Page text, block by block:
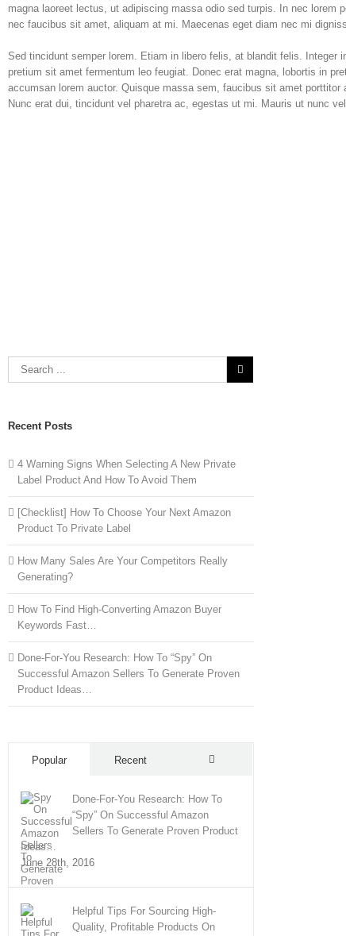
magna laoreet lectus, ut adipiscing massa odio sed turpis. In nec
nec faucibus sit amet, aliquam at mi. Maecenas eget diam nec mi
Sed tincidunt semper lorem. Etiam in libero felis, at blandit felis.
pretium sit amet fermentum leo feugiat. Donec erat magna, lobortis in
accumsan lorem auctor. Quisque massa sem, faucibus sit amet
Nunc erat dui, tincidunt vel pharetra ac, egestas ut mi. Mauris ut nunc
Recent Posts
4 Warning Signs When Selecting A New Private
Label Product And How To Avoid Them
[Checklist] How To Choose Your Next Amazon
Product To Private Label
How Many Sales Are Your Competitors Really
Generating?
How To Find High-Converting Amazon Buyer
Keywords Fast…
Done-For-You Research: How To “Spy” On
Successful Amazon Sellers To Generate Proven
Product Ideas…
Popular Recent
Done-For-You Research: How To
“Spy” On Successful Amazon
Sellers To Generate Proven Product
Ideas…
June 28th, 2016
Helpful Tips For Sourcing High-
Quality, Profitable Products On